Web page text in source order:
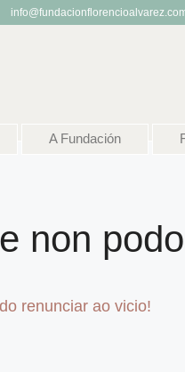
A Fundación
non